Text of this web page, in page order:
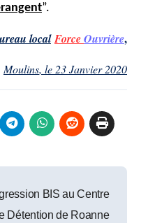
”.
local ForceOuvrière,
Moulins, le 23Janvier 2020
BIS au Centre
Détention de Roanne